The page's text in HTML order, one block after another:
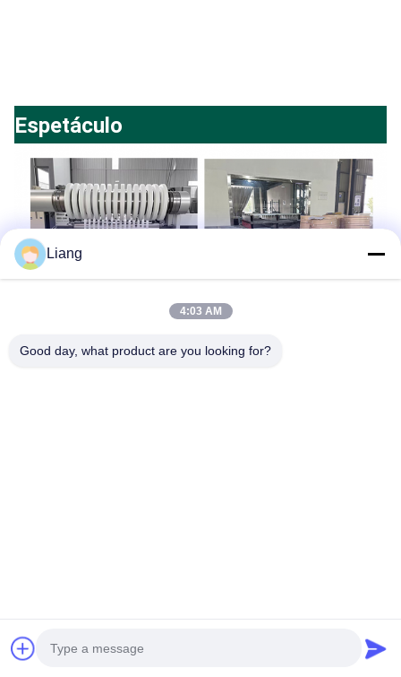
Espetáculo
Liang
4:03 AM
Good day, what product are you looking for?